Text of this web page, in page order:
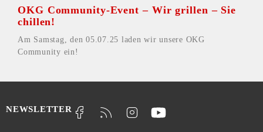
OKG Community-Event – Wir grillen – Sie
chillen!
Am Samstag, den 05.07.25 laden wir unsere OKG
Community ein!
NEWSLETTER